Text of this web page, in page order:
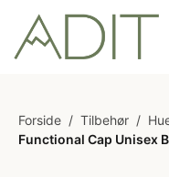
Forside / Tilbehør /
Functional Cap Unisex